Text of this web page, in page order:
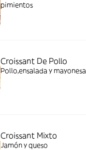
pimientos
Croissant De Pollo
Pollo,ensalada y mayonesa
Croissant Mixto
Jamón y queso